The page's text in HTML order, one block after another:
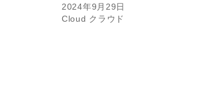
2024年9月29日
Cloud クラウド